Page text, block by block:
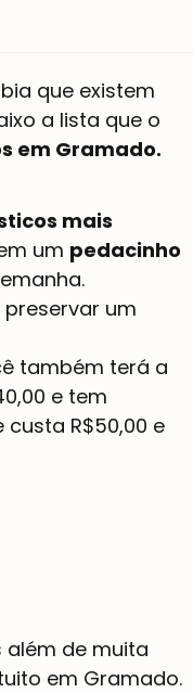
que existem
a lista que o
em Gramado.
mais
um pedacinho
um
também terá a
e tem
custa R$50,00 e
além de muita
em Gramado.